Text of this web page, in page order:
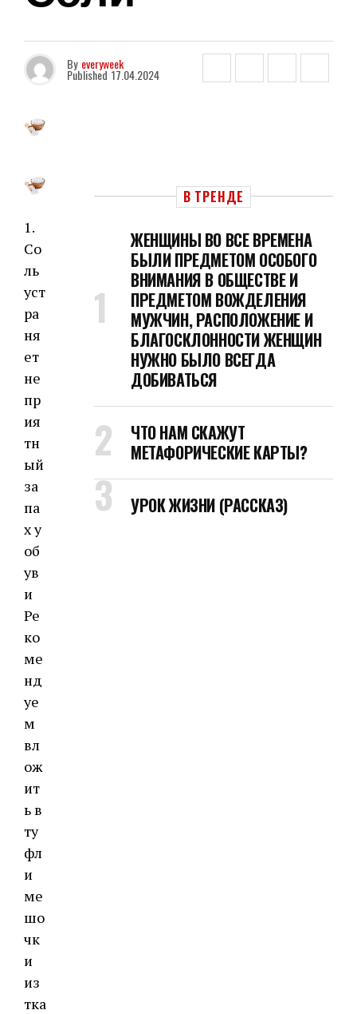
By everyweek
Published 17.04.2024
1.
Со
ль
уст
ра
ня
ет
не
пр
ия
тн
ый
за
па
х у
об
ув
и
Ре
ко
ме
нд
уе
м
вл
ож
ит
ь в
ту
фл
и
ме
шо
чк
и
из
тка
В ТРЕНДЕ
ЖЕНЩИНЫ ВО ВСЕ ВРЕМЕНА
БЫЛИ ПРЕДМЕТОМ ОСОБОГО
ВНИМАНИЯ В ОБЩЕСТВЕ И
ПРЕДМЕТОМ ВОЖДЕЛЕНИЯ
МУЖЧИН, РАСПОЛОЖЕНИЕ И
БЛАГОСКЛОННОСТИ ЖЕНЩИН
НУЖНО БЫЛО ВСЕГДА
ДОБИВАТЬСЯ
ЧТО НАМ СКАЖУТ
МЕТАФОРИЧЕСКИЕ КАРТЫ?
УРОК ЖИЗНИ (РАССКАЗ)